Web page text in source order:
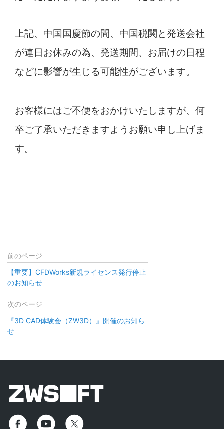
上記、中国国慶節の間、中国税関と発送会社
が連日お休みの為、発送期間、お届けの日程
などに影響が生じる可能性がございます。
お客様にはご不便をおかけいたしますが、何
卒ご了承いただきますようお願い申し上げま
す。
前のページ
【重要】CFDWorks新規ライセンス発行停止
のお知らせ
次のページ
『3D CAD体験会（ZW3D）』開催のお知ら
せ